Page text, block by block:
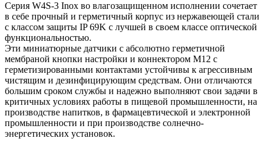
Серия W4S-3 Inox во влагозащищенном исполнении сочетает
в себе прочный и герметичный корпус из нержавеющей стали
с классом защиты IP 69K с лучшей в своем классе оптической
функциональностью.
Эти миниатюрные датчики с абсолютно герметичной
мембраной кнопки настройки и коннектором М12 с
герметизированными контактами устойчивы к агрессивным
чистящим и дезинфицирующим средствам. Они отличаются
большим сроком службы и надежно выполняют свои задачи в
критичных условиях работы в пищевой промышленности, на
производстве напитков, в фармацевтической и электронной
промышленности и при производстве солнечно-
энергетических установок.